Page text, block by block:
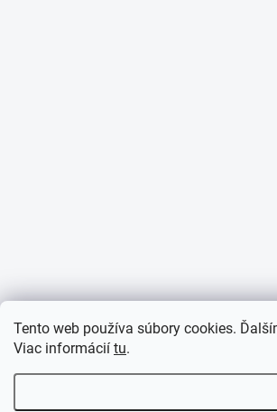
Tento web používa súbory cookies.
Viac informácií tu.